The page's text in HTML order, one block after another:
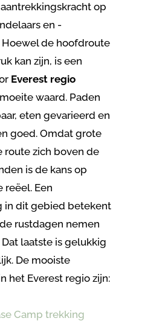
op
en -
de hoofdroute
kan zijn, is een
Everest regio
waard. Paden
eten gevarieerd en
goed. Omdat grote
route zich boven de
is de kans op
reëel. Een
in dit gebied betekent
rustdagen nemen
laatste is gelukkig
De mooiste
het Everest regio zijn:
Camp trekking